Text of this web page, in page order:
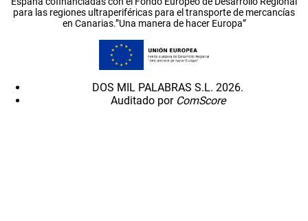
para las regiones ultraperiféricas para el transporte de mercancías
en Canarias.”Una manera de hacer Europa”
DOS MIL PALABRAS S.L. 2026.
Auditado por ComScore